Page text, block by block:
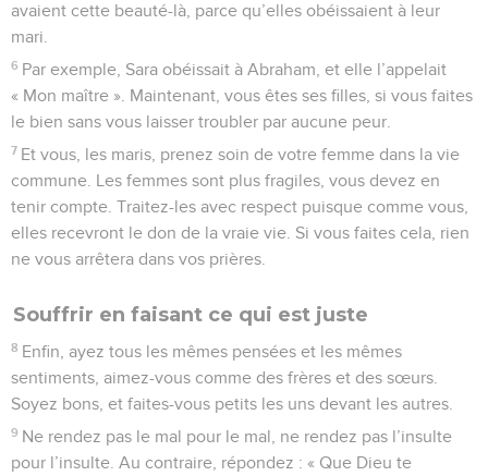
avaient cette beauté-là, parce qu’elles obéissaient à leur
mari.
6 Par exemple, Sara obéissait à Abraham, et elle l’appelait
« Mon maître ». Maintenant, vous êtes ses filles, si vous faites
le bien sans vous laisser troubler par aucune peur.
7 Et vous, les maris, prenez soin de votre femme dans la vie
commune. Les femmes sont plus fragiles, vous devez en
tenir compte. Traitez-les avec respect puisque comme vous,
elles recevront le don de la vraie vie. Si vous faites cela, rien
ne vous arrêtera dans vos prières.
Souffrir en faisant ce qui est juste
8 Enfin, ayez tous les mêmes pensées et les mêmes
sentiments, aimez-vous comme des frères et des sœurs.
Soyez bons, et faites-vous petits les uns devant les autres.
9 Ne rendez pas le mal pour le mal, ne rendez pas l’insulte
pour l’insulte. Au contraire, répondez : « Que Dieu te